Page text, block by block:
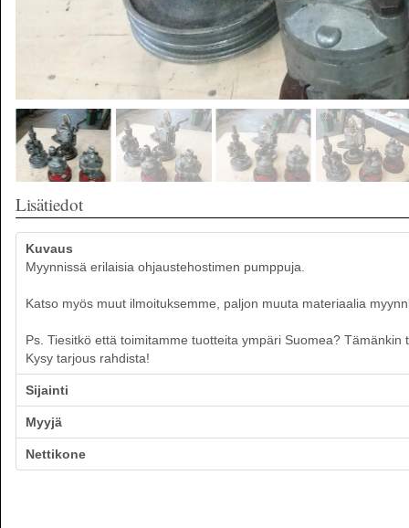
Lisätiedot
Kuvaus
Myynnissä erilaisia ohjaustehostimen pumppuja.
Katso myös muut ilmoituksemme, paljon muuta materiaalia
Ps. Tiesitkö että toimitamme tuotteita ympäri Suomea?
Kysy tarjous rahdista!
Sijainti
Myyjä
Nettikone